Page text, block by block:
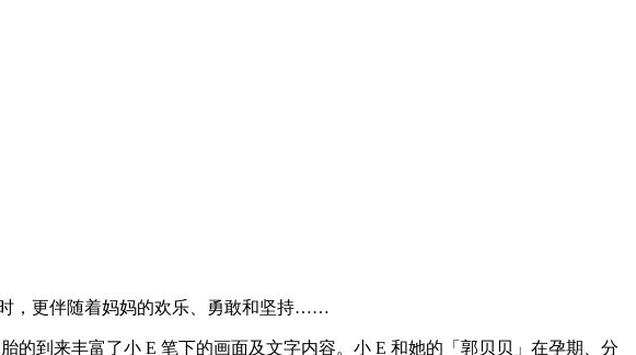
，更伴随着妈妈的欢乐、勇敢和坚持……
的到来丰富了小 E 笔下的画面及文字内容。小 E 和她的「郭贝贝」在孕期、分